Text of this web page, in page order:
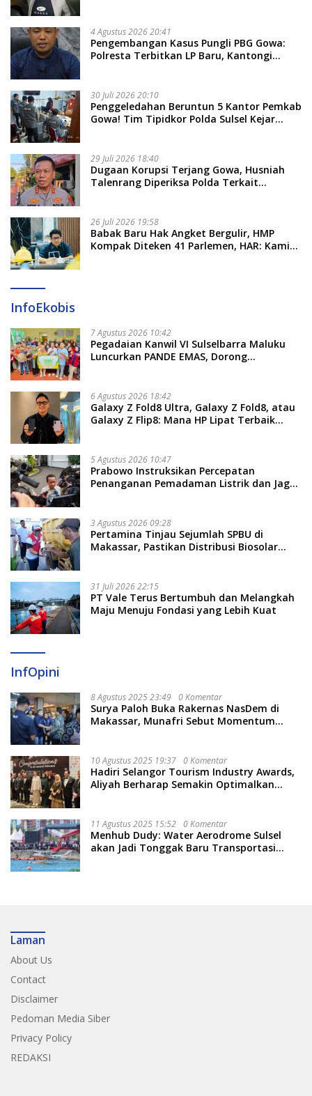
4 Agustus 2026 20:41
Pengembangan Kasus Pungli PBG Gowa:
Polresta Terbitkan LP Baru, Kantongi
30 Juli 2026 20:10
Penggeledahan Beruntun 5 Kantor Pemkab
Gowa! Tim Tipidkor Polda Sulsel Kejar
29 Juli 2026 18:40
Dugaan Korupsi Terjang Gowa, Husniah
Talenrang Diperiksa Polda Terkait
26 Juli 2026 19:58
​Babak Baru Hak Angket Bergulir, HMP
Kompak Diteken 41 Parlemen, HAR: Kami
InfoEkobis
7 Agustus 2026 10:42
Pegadaian Kanwil VI Sulselbarra Maluku
Luncurkan PANDE EMAS, Dorong
6 Agustus 2026 18:42
Galaxy Z Fold8 Ultra, Galaxy Z Fold8, atau
Galaxy Z Flip8: Mana HP Lipat Terbaik
5 Agustus 2026 10:47
Prabowo Instruksikan Percepatan
Penanganan Pemadaman Listrik dan Jaga
3 Agustus 2026 09:28
Pertamina Tinjau Sejumlah SPBU di
Makassar, Pastikan Distribusi Biosolar
31 Juli 2026 22:15
PT Vale Terus Bertumbuh dan Melangkah
Maju Menuju Fondasi yang Lebih Kuat
InfOpini
8 Agustus 2025 23:49 0 Komentar
Surya Paloh Buka Rakernas NasDem di
Makassar, Munafri Sebut Momentum
10 Agustus 2025 19:37 0 Komentar
Hadiri Selangor Tourism Industry Awards,
Aliyah Berharap Semakin Optimalkan
11 Agustus 2025 15:52 0 Komentar
Menhub Dudy: Water Aerodrome Sulsel
akan Jadi Tonggak Baru Transportasi
Laman
About Us
Contact
Disclaimer
Pedoman Media Siber
Privacy Policy
REDAKSI